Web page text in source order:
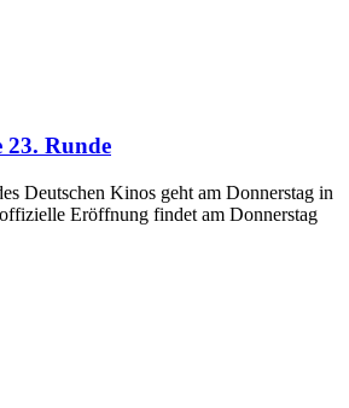
Runde
Deutschen Kinos geht am Donnerstag in
Eröffnung findet am Donnerstag